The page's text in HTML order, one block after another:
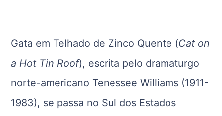
Gata em Telhado de Zinco Quente (Cat on
a Hot Tin Roof), escrita pelo dramaturgo
norte-americano Tenessee Williams (1911-
1983), se passa no Sul dos Estados